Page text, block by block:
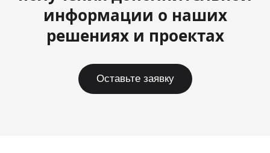
информации о наших
решениях и проектах
Оставьте заявку